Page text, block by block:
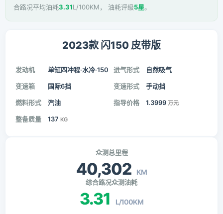
合路况平均油耗3.31L/100KM， 油耗评级5星。
2023款 闪150 皮带版
发动机 单缸四冲程·水冷·150 进气形式 自然吸气
变速箱 国际6挡 变速形式 手动挡
燃料形式 汽油 指导价格 1.3999 万元
整备质量 137 KG
众测总里程
40,302 KM
综合路况众测油耗
3.31 L/100KM